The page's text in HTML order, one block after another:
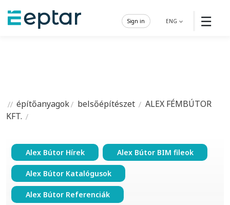
☰
ENG
Sign in
építőanyagok belsőépítészet
ALEX FÉMBÚTOR
KFT.
Alex Bútor Hírek Alex Bútor BIM fileok
Alex Bútor Katalógusok
Alex Bútor Referenciák